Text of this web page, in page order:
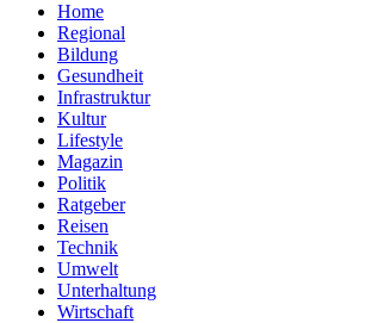
Home
Regional
Bildung
Gesundheit
Infrastruktur
Kultur
Lifestyle
Magazin
Politik
Ratgeber
Reisen
Technik
Umwelt
Unterhaltung
Wirtschaft